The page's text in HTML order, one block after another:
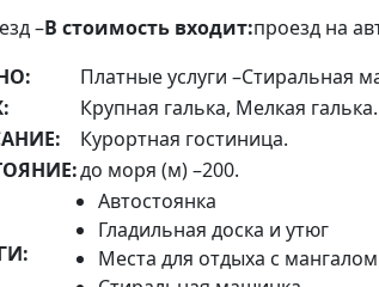
–В стоимость входит:проезд на
Платные услуги –Стиральная
Крупная галька, Мелкая галька.
Курортная гостиница.
до моря (м) –200.
Автостоянка
Гладильная доска и утюг
Места для отдыха с мангалом